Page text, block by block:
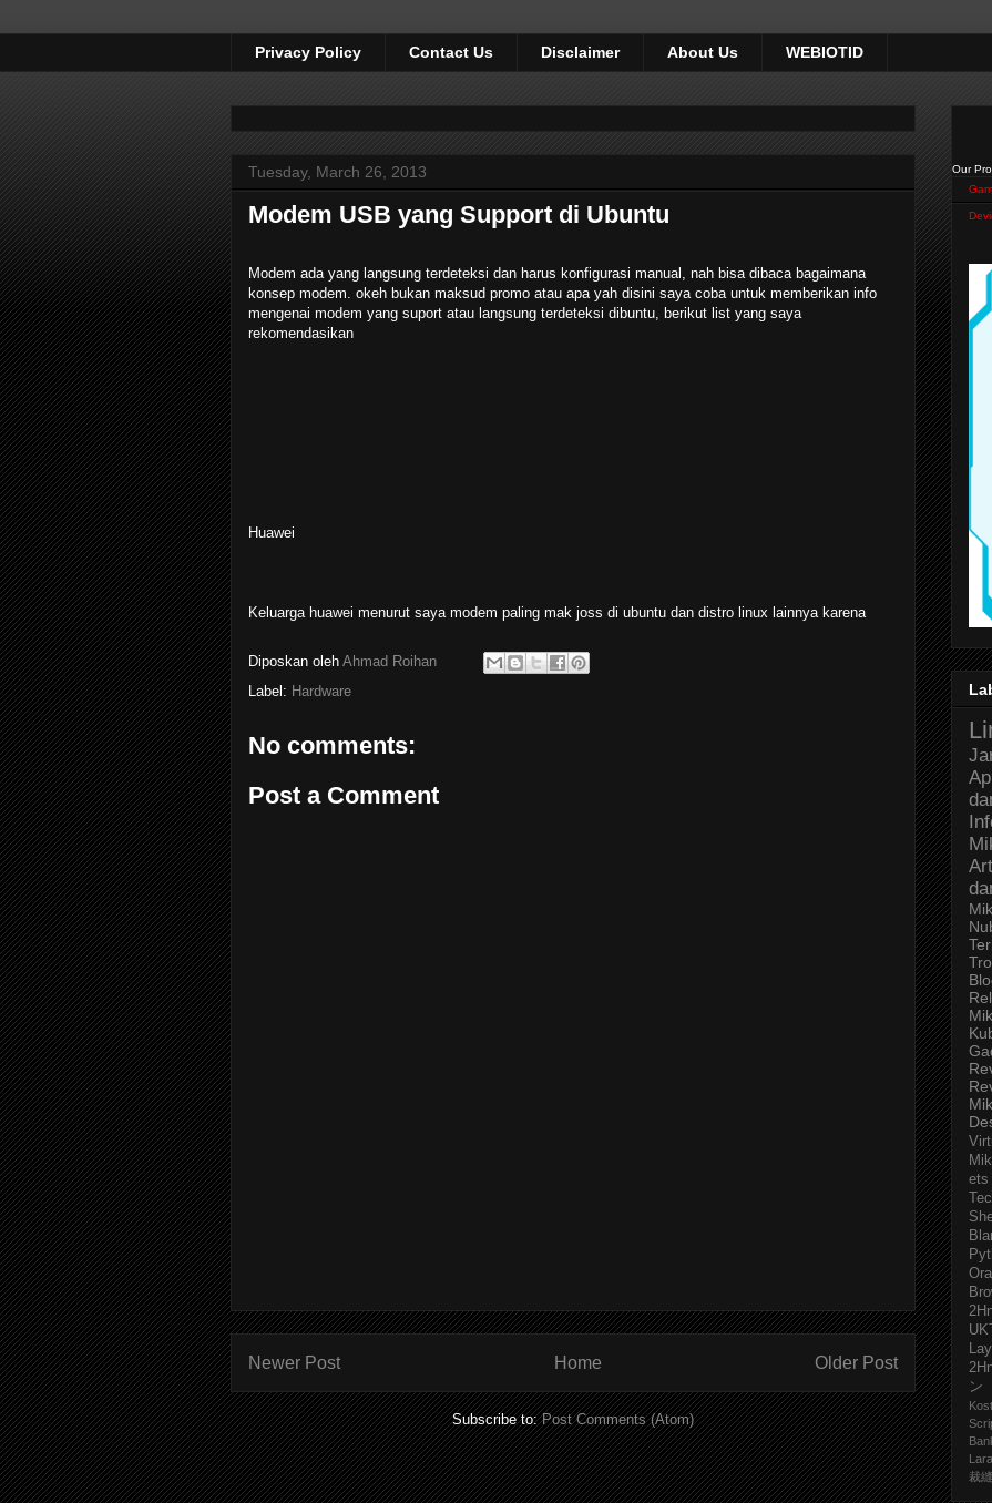
Privacy Policy Contact Us Disclaimer About Us WEBIOTID
Tuesday, March 26, 2013
Modem USB yang Support di Ubuntu
Modem ada yang langsung terdeteksi dan harus konfigurasi manual, nah bisa dibaca bagaimana
konsep modem. okeh bukan maksud promo atau apa yah disini saya coba untuk memberikan info
mengenai modem yang suport atau langsung terdeteksi dibuntu, berikut list yang saya
rekomendasikan
Huawei
Keluarga huawei menurut saya modem paling mak joss di ubuntu dan distro linux lainnya karena
Diposkan oleh Ahmad Roihan
Label: Hardware
No comments:
Post a Comment
Newer Post Older Post
Home
Subscribe to:Post Comments (Atom)
Our
ets
ン
裁縫